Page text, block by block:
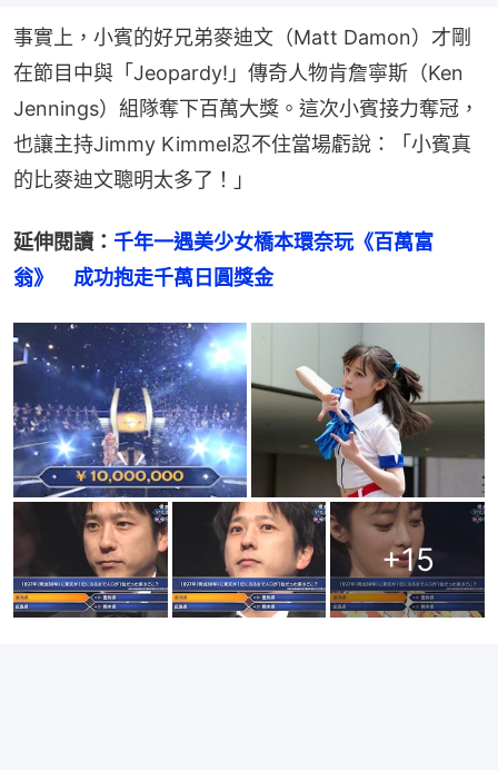
事實上，小賓的好兄弟麥迪文（Matt Damon）才剛
在節目中與「Jeopardy!」傳奇人物肯詹寧斯（Ken
Jennings）組隊奪下百萬大獎。這次小賓接力奪冠，
也讓主持Jimmy Kimmel忍不住當場虧說：「小賓真
的比麥迪文聰明太多了！」
延伸閱讀： 千年一遇美少女橋本環奈玩《百萬富
翁》　成功抱走千萬日圓獎金
+15